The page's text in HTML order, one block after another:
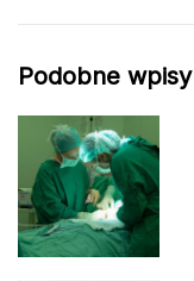
Podobne wpisy